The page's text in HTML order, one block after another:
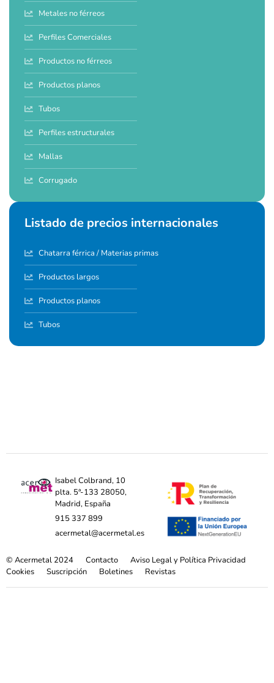
Metales no férreos
Perfiles Comerciales
Productos no férreos
Productos planos
Tubos
Perfiles estructurales
Mallas
Corrugado
Listado de precios internacionales
Chatarra férrica / Materias primas
Productos largos
Productos planos
Tubos
Isabel Colbrand, 10
plta. 5ª-133 28050,
Madrid, España
915 337 899
acermetal@acermetal.es
© Acermetal 2024 Contacto
Aviso Legal y Política Privacidad
Cookies
Suscripción Boletines Revistas